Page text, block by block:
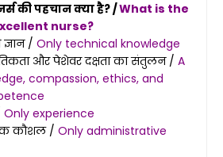
की पहचान क्या है? /What is the
nurse?
/ Only technical knowledge
और पेशेवर दक्षता का संतुलन / A
compassion, ethics, and
Only experience
कौशल / Only administrative